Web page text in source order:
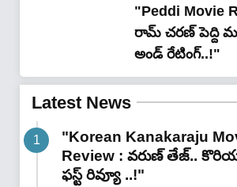
"Peddi Movie
రామ్ చరణ్ పెద్ది
అండ్ రేటింగ్‌..!"
Latest News
"Korean Kanakaraju
Review : వరుణ్ తేజ్..
ఫస్ట్ రివ్యూ ..!"